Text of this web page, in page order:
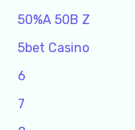
50%A 50B Z
5bet Casino
6
7